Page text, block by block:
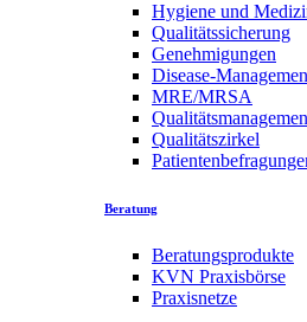
Hygiene und
Qualitätssicherung
Genehmigungen
Disease-
MRE/MRSA
Qualitätszirkel
Beratung
Beratungsprodukte
KVN Praxisbörse
Praxisnetze